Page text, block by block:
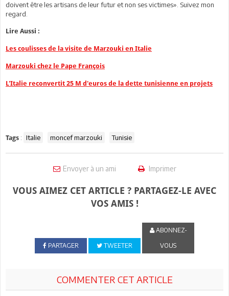
doivent être les artisans de leur futur et non ses victimes». Suivez mon
regard.
Lire Aussi :
Les coulisses de la visite de Marzouki en Italie
Marzouki chez le Pape François
L'Italie reconvertit 25 M d'euros de la dette tunisienne en projets
Tags : Italie moncef marzouki Tunisie
Envoyer à un ami Imprimer
VOUS AIMEZ CET ARTICLE ? PARTAGEZ-LE AVEC
VOS AMIS !
PARTAGER TWEETER
ABONNEZ-
VOUS
COMMENTER CET ARTICLE